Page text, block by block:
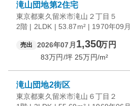
滝山団地第2住宅
東京都東久留米市滝山２丁目５
2階 | 2LDK | 53.87m² | 1970年09月
売出 2026年07月 1,350万円
83万円/坪 25万円/m²
滝山団地2街区
東京都東久留米市滝山６丁目２